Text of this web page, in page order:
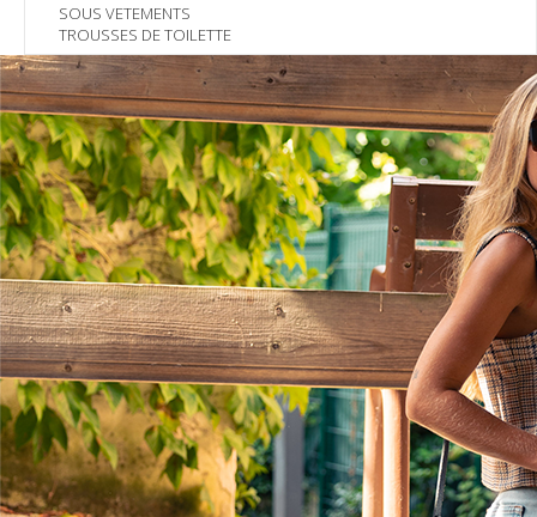
SOUS VETEMENTS
TROUSSES DE TOILETTE